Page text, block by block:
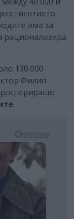
има за
рационализира
130 000
Филип
.